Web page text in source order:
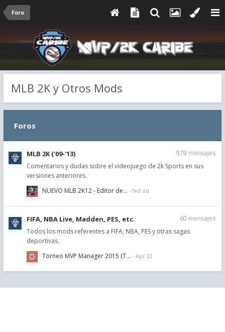
Foro
MLB 2K y Otros Mods
Foros
MLB 2K ('09-'13)
Comentarios y dudas sobre el videojuego de 2k Sports en sus
versiones anteriores.
979 mensajes
NUEVO MLB 2K12 - Editor de…
FIFA, NBA Live, Madden, PES, etc.
Todos los mods referentes a FIFA, NBA, PES y otras sagas
deportivas.
60 mensajes
Torneo MVP Manager 2015 (T…